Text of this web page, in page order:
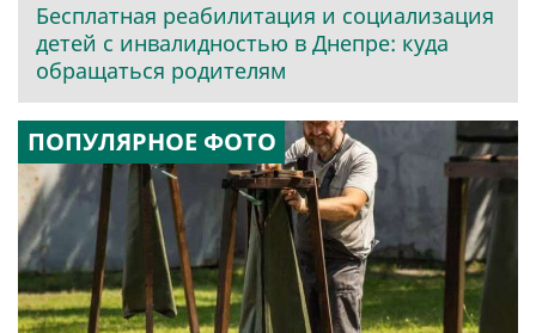
Бесплатная реабилитация и социализация
детей с инвалидностью в Днепре: куда
обращаться родителям
ПОПУЛЯРНОЕ ФОТО